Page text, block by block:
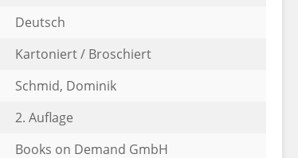
Deutsch
Kartoniert / Broschiert
Schmid, Dominik
2. Auflage
Books on Demand GmbH